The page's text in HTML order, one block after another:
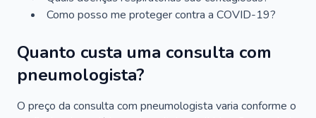
Como posso me proteger contra a COVID-19?
Quanto custa uma consulta com
pneumologista?
O preço da consulta com pneumologista varia conforme o